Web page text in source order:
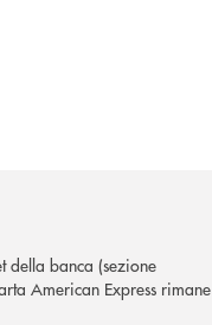
della banca (sezione
American Express rimane